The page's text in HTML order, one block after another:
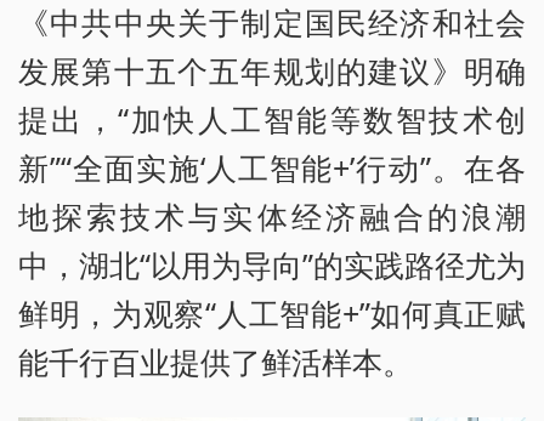
《中共中央关于制定国民经济和社会
发展第十五个五年规划的建议》明确
提出，“加快人工智能等数智技术创
新”“全面实施‘人工智能+’行动”。在各
地探索技术与实体经济融合的浪潮
中，湖北“以用为导向”的实践路径尤为
鲜明，为观察“人工智能+”如何真正赋
能千行百业提供了鲜活样本。